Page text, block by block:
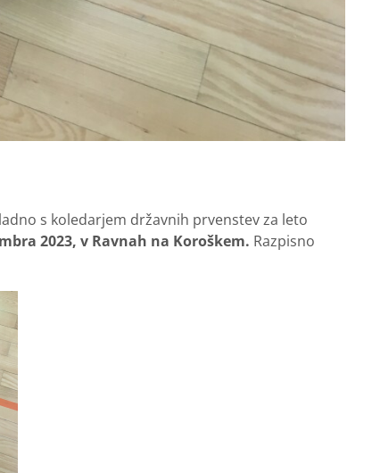
s koledarjem državnih prvenstev za leto
2023, v Ravnah na Koroškem. Razpisno